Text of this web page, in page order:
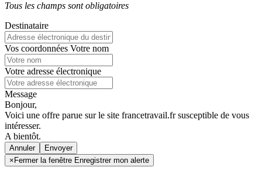
Tous les champs sont obligatoires
Destinataire
Vos coordonnées Votre nom
Votre adresse électronique
Message
Bonjour,
Voici une offre parue sur le site francetravail.fr susceptible de vous
intéresser.
A bientôt.
Annuler
× Fermer la fenêtre Enregistrer mon alerte